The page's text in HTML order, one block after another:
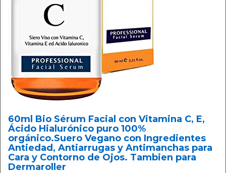
60ml Bio Sérum Facial con Vitamina C, E,
Ácido Hialurónico puro 100%
orgánico.Suero Vegano con Ingredientes
Antiedad, Antiarrugas y Antimanchas para
Cara y Contorno de Ojos. Tambien para
Dermaroller